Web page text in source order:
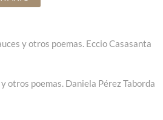
y otros poemas. Eccio Casasanta
otros poemas. Daniela Pérez Taborda